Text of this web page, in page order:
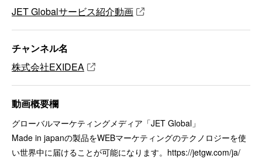
JET Globalサービス紹介動画
チャンネル名
株式会社EXIDEA
動画概要欄
グローバルマーケティングメディア「JET Global」
Made in japanの製品をWEBマーケティングのテクノロジーを使
い世界中に届けることが可能になります。https://jetgw.com/ja/